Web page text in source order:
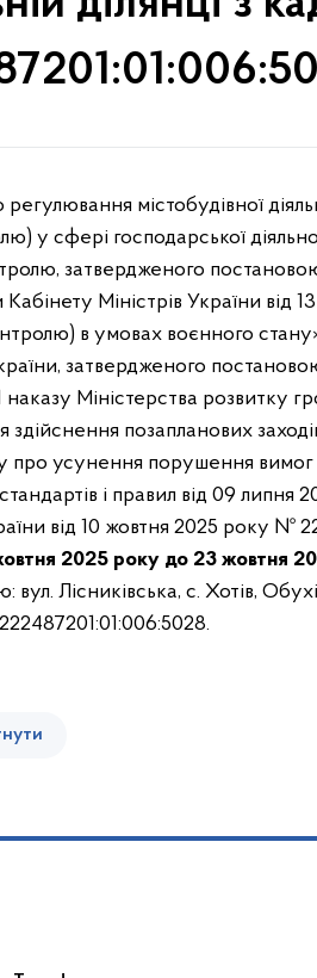
містобудівної
у сфері господарської
затвердженого
Міністрів України
в умовах воєнного
затвердженого
Міністерства розвитку
позапланових
про усунення порушення
і правил від 09
від 10 жовтня 2025 року №
2025 року до 23 жовтня
вул. Лісниківська, с. Хотів,